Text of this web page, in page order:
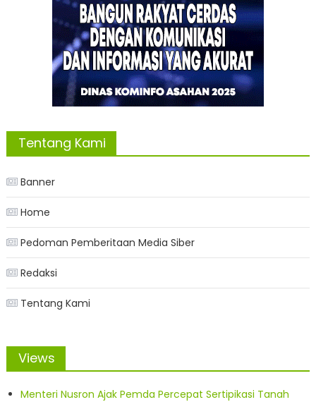
Tentang Kami
Banner
Home
Pedoman Pemberitaan Media Siber
Redaksi
Tentang Kami
Views
Menteri Nusron Ajak Pemda Percepat Sertipikasi Tanah